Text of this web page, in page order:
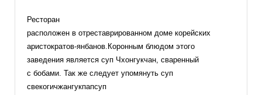
Ресторан
расположен в отреставрированном доме корейских
аристократов-янбанов.Коронным блюдом этого
заведения является суп Чхонгукчан, сваренный
с бобами. Так же следует упомянуть суп
свекогичжангукпапсуп